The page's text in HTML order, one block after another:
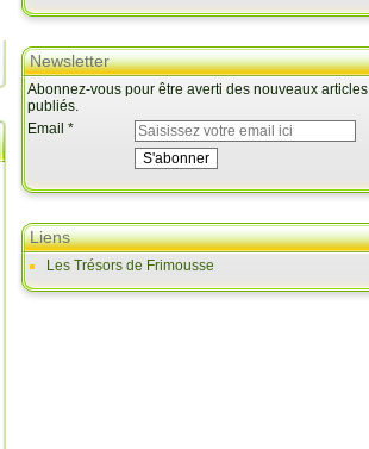
Newsletter
Abonnez-vous pour être averti des nouveaux articles
publiés.
Email
Liens
Les Trésors de Frimousse